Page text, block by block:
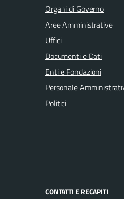
Organi di Governo
Aree Amministrative
Uffici
Documenti e Dati
Enti e Fondazioni
Personale
Politici
CONTATTI E RECAPITI